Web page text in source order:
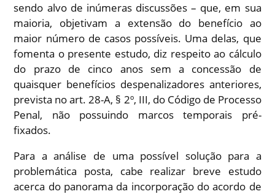
sendo alvo de inúmeras discussões – que, em sua
maioria, objetivam a extensão do benefício ao
maior número de casos possíveis. Uma delas, que
fomenta o presente estudo, diz respeito ao cálculo
do prazo de cinco anos sem a concessão de
quaisquer benefícios despenalizadores anteriores,
prevista no art. 28-A, § 2º, III, do Código de Processo
Penal, não possuindo marcos temporais pré-
fixados.
Para a análise de uma possível solução para a
problemática posta, cabe realizar breve estudo
acerca do panorama da incorporação do acordo de